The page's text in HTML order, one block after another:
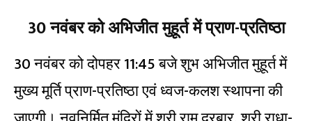
30 नवंबर को अभिजीत मुहूर्त में प्राण-प्रतिष्ठा
30 नवंबर को दोपहर 11:45 बजे शुभ अभिजीत मुहूर्त में
मुख्य मूर्ति प्राण-प्रतिष्ठा एवं ध्वज-कलश स्थापना की